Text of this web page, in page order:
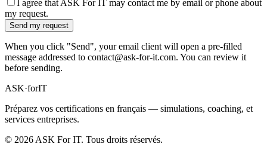
I agree that ASK For IT may contact me by email or phone about
my request.
Send my request
When you click "Send", your email client will open a pre-filled
message addressed to contact@ask-for-it.com. You can review it
before sending.
ASK·forIT
Préparez vos certifications en français — simulations, coaching, et
services entreprises.
© 2026 ASK For IT. Tous droits réservés.